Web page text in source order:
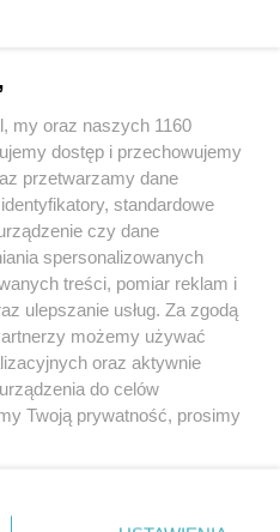
my oraz naszych 1160
dostęp i przechowujemy
przetwarzamy dane
standardowe
czy dane
spersonalizowanych
treści, pomiar reklam i
ulepszanie usług. Za zgodą
możemy używać
oraz aktywnie
do celów
Twoją prywatność, prosimy
lewym dolnym rogu strony